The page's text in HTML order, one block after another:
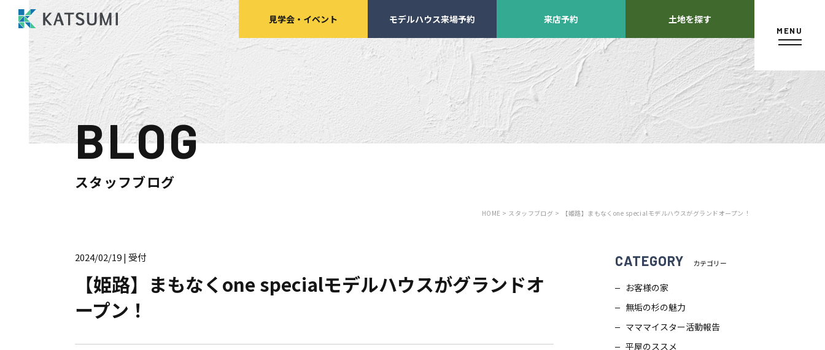
モデルハウス来場予約
物件検索
会員登録 モデルハウス紹介
家づくりサポート
家づくりの資金計画
よくあるご質問
店舗紹介
スタッフブログ
ZEH普及目標
見学会 ・ イベント モデルハウス来場予約 来店予約 土地を探す
MENU
BLOG
スタッフブログ
HOME > スタッフブログ > 【姫路】まもなくone specialモデルハウスがグランドオープン！
2024/02/19| 受付
【姫路】まもなくone specialモデルハウスがグランドオ
ープン！
CATEGORY カテゴリー
お客様の家
無垢の杉の魅力
マママイスター活動報告
平屋のススメ